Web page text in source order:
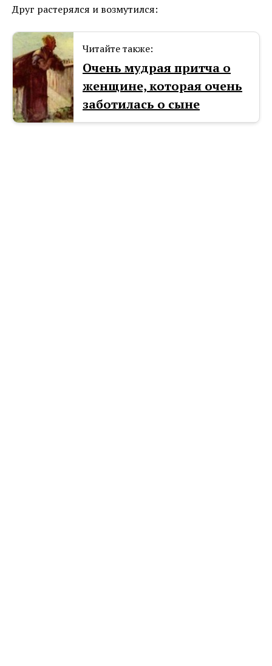
Друг растерялся и возмутился:
Читайте также:
Очень мудрая притча о
женщине, которая очень
заботилась о сыне